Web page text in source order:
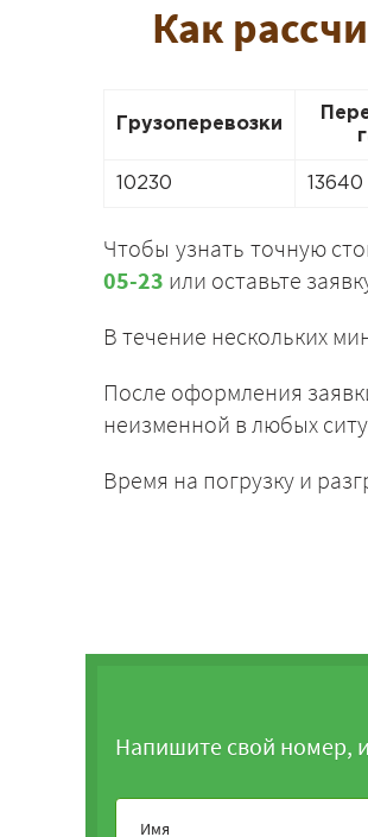
Как
Грузоперевозки
10230 13640
Чтобы узнать точную
05-23 или оставьте
В течение нескольких
После оформления
неизменной в любых
Время на погрузку и
Напишите свой номер,